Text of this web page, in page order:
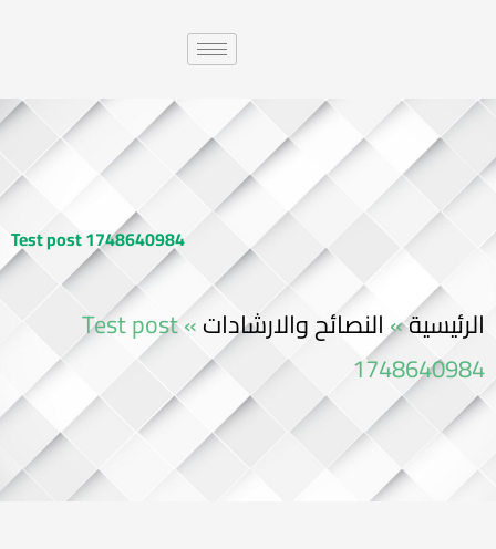
Test post 1748640984
الرئيسية»النصائح والارشادات»
Test post
1748640984